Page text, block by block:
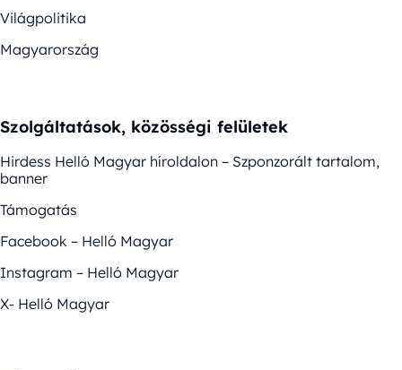
Világpolitika
Magyarország
Szolgáltatások, közösségi felületek
Hirdess Helló Magyar híroldalon – Szponzorált tartalom,
banner
Támogatás
Facebook – Helló Magyar
Instagram – Helló Magyar
X- Helló Magyar